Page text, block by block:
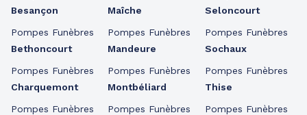
Besançon
Pompes Funèbres
Bethoncourt
Pompes Funèbres
Charquemont
Pompes Funèbres
Maîche
Pompes Funèbres
Mandeure
Pompes Funèbres
Montbéliard
Pompes Funèbres
Seloncourt
Pompes Funèbres
Sochaux
Pompes Funèbres
Thise
Pompes Funèbres